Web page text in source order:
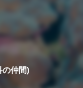
の仲間)